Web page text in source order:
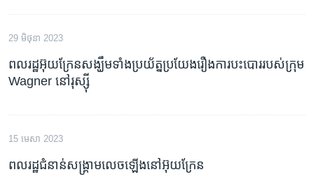
29 មិថុនា 2023
ពលរដ្ឋ​អ៊ុយក្រែន​សង្ឃឹម​ទាំង​ប្រយ័ត្ន​ប្រយែង​រឿង​ការ​បះបោរ​របស់​ក្រុម
Wagner នៅ​រុស្ស៊ី
15 មេសា 2023
ពលរដ្ឋ​ជំនាន់​សង្គ្រាម​លេច​ឡើង​នៅ​អ៊ុយក្រែន